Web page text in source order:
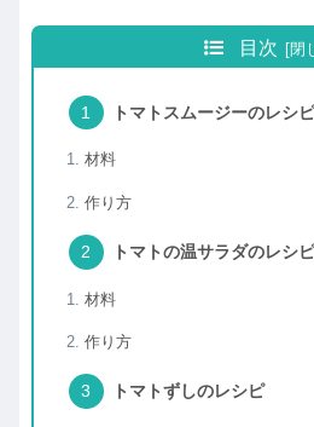
目次
トマトスムージーのレシピ
材料
作り方
トマトの温サラダのレシピ
材料
作り方
トマトずしのレシピ